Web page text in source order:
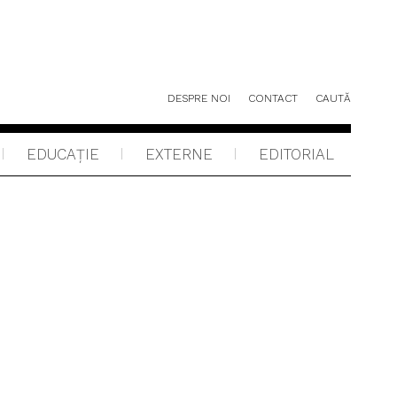
DESPRE NOI CONTACT CAUTĂ
EDUCAŢIE EXTERNE EDITORIAL